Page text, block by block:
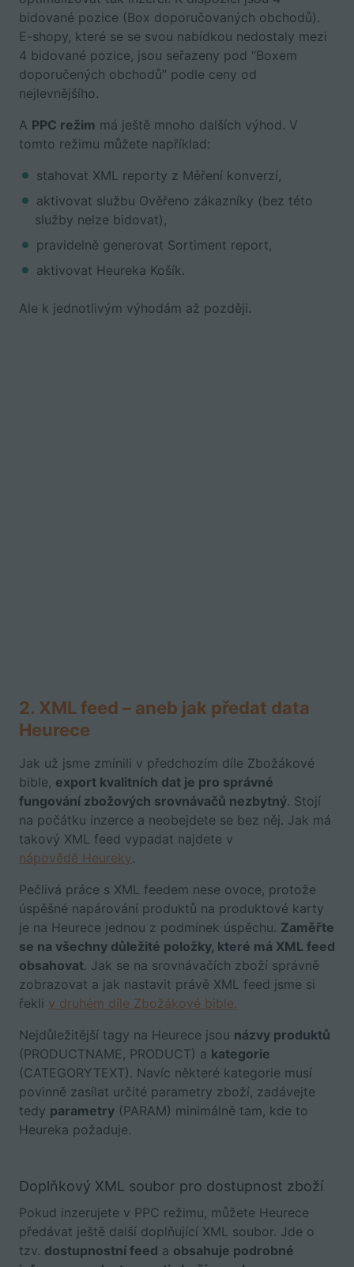
bidované pozice (Box doporučovaných obchodů).
E-shopy, které se se svou nabídkou nedostaly mezi
4 bidované pozice, jsou seřazeny pod “Boxem
doporučených obchodů” podle ceny od
nejlevnějšího.
A PPC režim má ještě mnoho dalších výhod. V
tomto režimu můžete například:
stahovat XML reporty z Měření konverzí,
aktivovat službu Ověřeno zákazníky (bez této
služby nelze bidovat),
pravidelně generovat Sortiment report,
aktivovat Heureka Košík.
Ale k jednotlivým výhodám až později.
2. XML feed – aneb jak předat data
Heurece
Jak už jsme zmínili v předchozím díle Zbožákové
bible, export kvalitních dat je pro správné
fungování zbožových srovnávačů nezbytný. Stojí
na počátku inzerce a neobejdete se bez něj. Jak má
takový XML feed vypadat najdete v
nápovědě Heureky.
Pečlivá práce s XML feedem nese ovoce, protože
úspěšné napárování produktů na produktové karty
je na Heurece jednou z podmínek úspěchu. Zaměřte
se na všechny důležité položky, které má XML feed
obsahovat. Jak se na srovnávačích zboží správně
zobrazovat a jak nastavit právě XML feed jsme si
řekli v druhém díle Zbožákové bible.
Nejdůležitější tagy na Heurece jsou názvy produktů
(PRODUCTNAME, PRODUCT) a kategorie
(CATEGORYTEXT). Navíc některé kategorie musí
povinně zasílat určité parametry zboží, zadávejte
tedy parametry (PARAM) minimálně tam, kde to
Heureka požaduje.
Doplňkový XML soubor pro dostupnost zboží
Pokud inzerujete v PPC režimu, můžete Heurece
předávat ještě další doplňující XML soubor. Jde o
tzv. dostupnostní feed a obsahuje podrobné